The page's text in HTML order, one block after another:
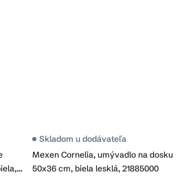
Mexen Cornelia, umývadlo na dosku
50x36 cm, biela lesklá, 21885000
Priemerné
produktu
je
Skladom u dodávateľa